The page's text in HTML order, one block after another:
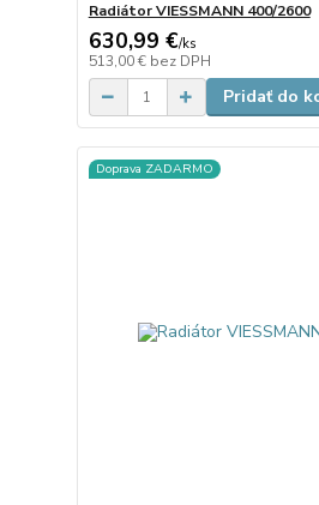
Radiátor VIESSMANN 400/2600
630,99 €/ks
513,00 € bez DPH
Pridať do
Doprava ZADARMO